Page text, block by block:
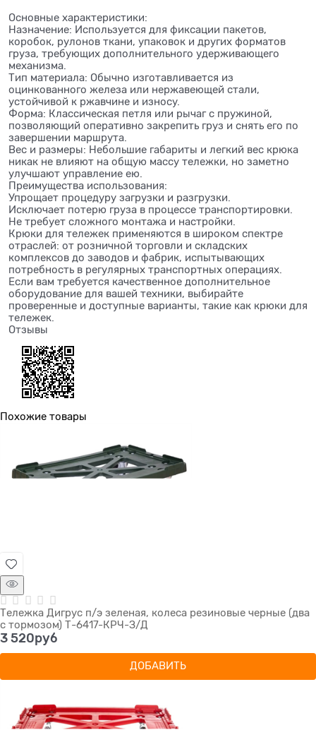
Основные характеристики:
Назначение: Используется для фиксации пакетов,
коробок, рулонов ткани, упаковок и других форматов
груза, требующих дополнительного удерживающего
механизма.
Тип материала: Обычно изготавливается из
оцинкованного железа или нержавеющей стали,
устойчивой к ржавчине и износу.
Форма: Классическая петля или рычаг с пружиной,
позволяющий оперативно закрепить груз и снять его по
завершении маршрута.
Вес и размеры: Небольшие габариты и легкий вес крюка
никак не влияют на общую массу тележки, но заметно
улучшают управление ею.
Преимущества использования:
Упрощает процедуру загрузки и разгрузки.
Исключает потерю груза в процессе транспортировки.
Не требует сложного монтажа и настройки.
Крюки для тележек применяются в широком спектре
отраслей: от розничной торговли и складских
комплексов до заводов и фабрик, испытывающих
потребность в регулярных транспортных операциях.
Если вам требуется качественное дополнительное
оборудование для вашей техники, выбирайте
проверенные и доступные варианты, такие как крюки для
тележек.
Отзывы
Похожие товары
Тележка Дигрус п/э зеленая, колеса резиновые черные (два
с тормозом) Т-6417-КРЧ-З/Д
3 520руб
ДОБАВИТЬ